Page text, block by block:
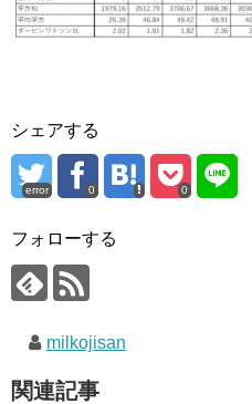
シェアする
error 0 0
フォローする
milkojisan
関連記事